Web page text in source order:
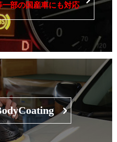
一部の国産車にも対応